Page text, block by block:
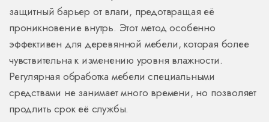
защитный барьер от влаги, предотвращая её
проникновение внутрь. Этот метод особенно
эффективен для деревянной мебели, которая более
чувствительна к изменению уровня влажности.
Регулярная обработка мебели специальными
средствами не занимает много времени, но позволяет
продлить срок её службы.